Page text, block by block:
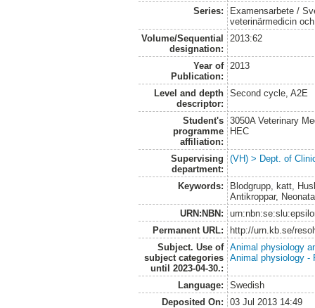
Series:
Examensarbete /
veterinärmedicin
Volume/Sequential
designation:
2013:62
Year of
Publication:
2013
Level and depth
descriptor:
Second cycle, A2E
Student's
programme
affiliation:
3050A Veterinary
HEC
Supervising
department:
(VH) > Dept. of
Keywords:
Blodgrupp, katt,
Antikroppar,
URN:NBN:
Permanent URL:
http://urn.kb.se/
Subject. Use of
subject categories
until 2023-04-30.:
Animal physiology
Animal physiology -
Language:
Swedish
Deposited On:
03 Jul 2013 14:49